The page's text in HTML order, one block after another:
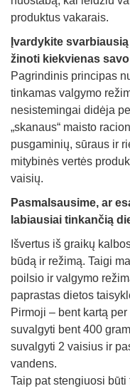
produktus vakarais.
Įvardykite
žinoti kiekvienas
Pagrindinis principas
tinkamas valgymo
nesistemingai didėja
„skanaus“ maisto
pusgaminių, sūraus ir
mitybinės vertės
vaisių.
Pasmalsausime, ar
labiausiai tinkančią
Išvertus iš graikų
būdą ir režimą. Taigi
poilsio ir valgymo
paprastas dietos
Pirmoji – bent kartą
suvalgyti bent 400
suvalgyti 2 vaisius ir
vandens.
Taip pat stengiuosi